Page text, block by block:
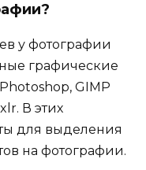
у фотографии
графические
GIMP
В этих
для выделения
на фотографии.